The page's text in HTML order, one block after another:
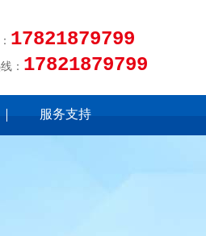
17821879799
： 17821879799
服务支持